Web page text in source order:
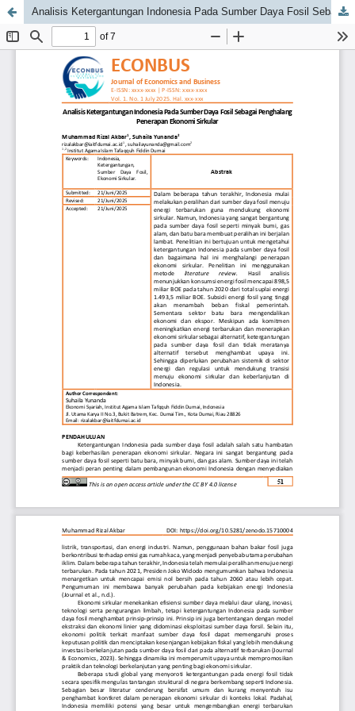
Analisis Ketergantungan Indonesia Pada Sumber Daya Fosil Sebagai Penghalang Penerapan Ekonomi Sirkular